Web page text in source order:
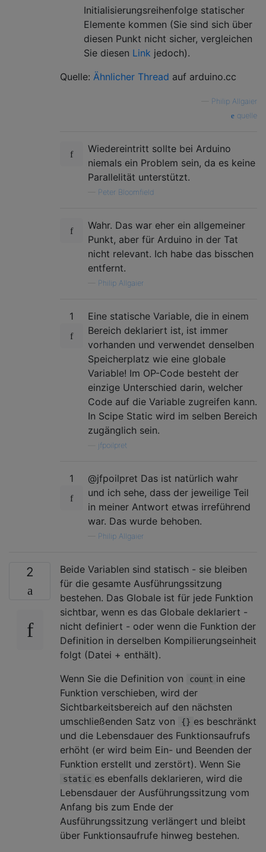
Initialisierungsreihenfolge statischer
Elemente kommen (Sie sind sich über
diesen Punkt nicht sicher, vergleichen
Sie diesen Link jedoch).
Quelle: Ähnlicher Thread auf arduino.cc
Philip Allgaier
quelle
Wiedereintritt sollte bei Arduino
niemals ein Problem sein, da es keine
Parallelität unterstützt.
Peter Bloomfield
Wahr. Das war eher ein allgemeiner
Punkt, aber für Arduino in der Tat
nicht relevant. Ich habe das bisschen
entfernt.
Philip Allgaier
1
Eine statische Variable, die in einem
Bereich deklariert ist, ist immer
vorhanden und verwendet denselben
Speicherplatz wie eine globale
Variable! Im OP-Code besteht der
einzige Unterschied darin, welcher
Code auf die Variable zugreifen kann.
In Scipe Static wird im selben Bereich
zugänglich sein.
jfpoilpret
1
@jfpoilpret Das ist natürlich wahr
und ich sehe, dass der jeweilige Teil
in meiner Antwort etwas irreführend
war. Das wurde behoben.
Philip Allgaier
2
Beide Variablen sind statisch - sie bleiben
für die gesamte Ausführungssitzung
bestehen. Das Globale ist für jede Funktion
sichtbar, wenn es das Globale deklariert -
nicht definiert - oder wenn die Funktion der
Definition in derselben Kompilierungseinheit
folgt (Datei + enthält).
Wenn Sie die Definition von
count in eine
Funktion verschieben, wird der
Sichtbarkeitsbereich auf den nächsten
umschließenden Satz von
{} es beschränkt
und die Lebensdauer des Funktionsaufrufs
erhöht (er wird beim Ein- und Beenden der
Funktion erstellt und zerstört). Wenn Sie
static es ebenfalls deklarieren, wird die
Lebensdauer der Ausführungssitzung vom
Anfang bis zum Ende der
Ausführungssitzung verlängert und bleibt
über Funktionsaufrufe hinweg bestehen.